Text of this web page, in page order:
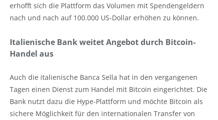
erhofft sich die Plattform das Volumen mit Spendengeldern
nach und nach auf 100.000 US-Dollar erhöhen zu können.
Italienische Bank weitet Angebot durch Bitcoin-
Handel aus
Auch die italienische Banca Sella hat in den vergangenen
Tagen einen Dienst zum Handel mit Bitcoin eingerichtet. Die
Bank nutzt dazu die Hype-Plattform und möchte Bitcoin als
sichere Möglichkeit für den internationalen Transfer von